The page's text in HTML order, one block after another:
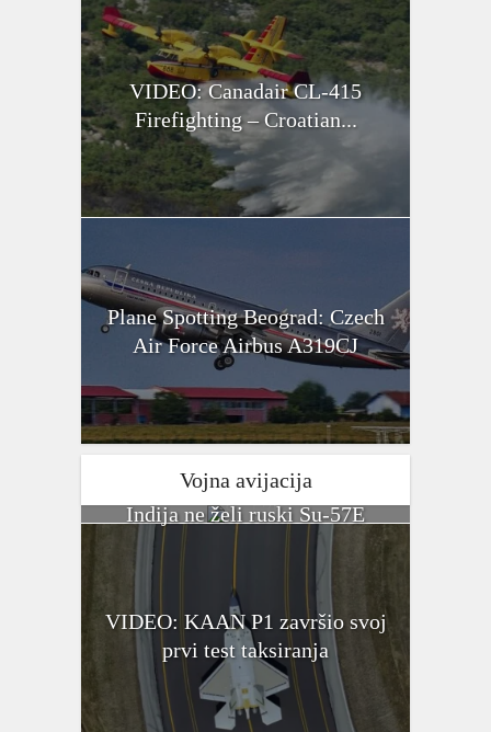
VIDEO: Canadair CL-415
Firefighting – Croatian...
Plane Spotting Beograd: Czech
Air Force Airbus A319CJ
Vojna avijacija
Indija ne želi ruski Su-57E
VIDEO: KAAN P1 završio svoj
prvi test taksiranja